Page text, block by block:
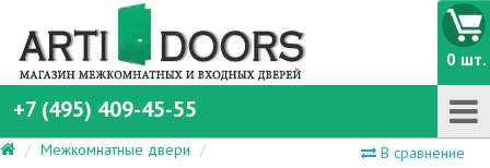
+7 (495) 409-45-55
0 шт.
В сравнение
Межкомнатные двери